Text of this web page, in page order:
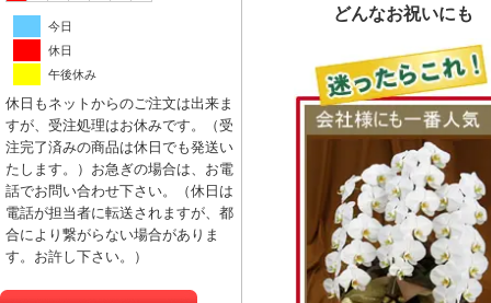
今日
休日
午後休み
休日もネットからのご注文は出来ま
すが、受注処理はお休みです。（受
注完了済みの商品は休日でも発送い
たします。）お急ぎの場合は、お電
話でお問い合わせ下さい。（休日は
電話が担当者に転送されますが、都
合により繋がらない場合がありま
す。お許し下さい。）
どんなお祝いにも